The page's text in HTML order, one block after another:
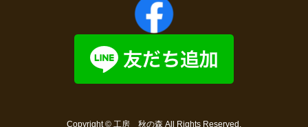
Copyright © 工房 秋の森 All Rights Reserved.